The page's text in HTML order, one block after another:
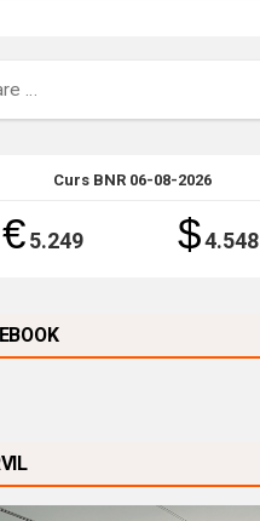
Curs BNR 06-08-2026
€ 5.249 $4.548